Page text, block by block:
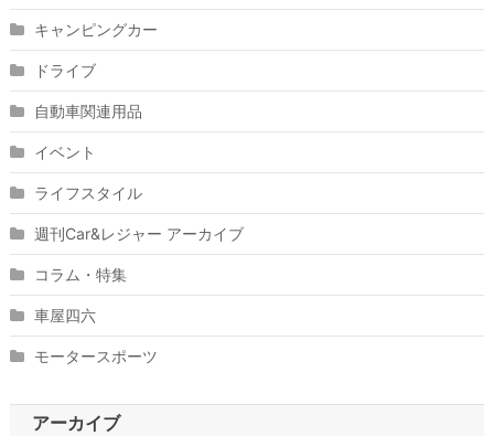
キャンピングカー
ドライブ
自動車関連用品
イベント
ライフスタイル
週刊Car&レジャー アーカイブ
コラム・特集
車屋四六
モータースポーツ
アーカイブ